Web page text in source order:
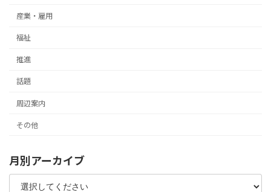
産業・雇用
福祉
推進
話題
周辺案内
その他
月別アーカイブ